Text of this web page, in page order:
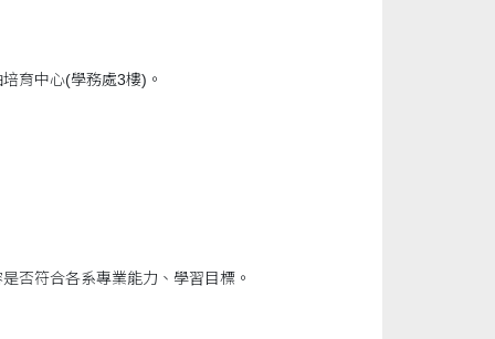
育中心(學務處3樓)。
否符合各系專業能力、學習目標。